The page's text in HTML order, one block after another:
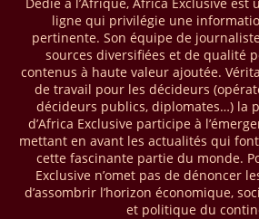
le groupe Sonatrach ont affiché 13 millions
jour et 327 barils de condensats.
04/04/26 BASSIN DU CONGO
La Banque mondiale a approuvé un projet
transformer les économies forestières en
Programme pour des économies forestières
Congo » (SCBFEP), il mobilise 1,02 milliard
phase de 394,83 millions de dollars. C’est ce
dans un communiqué publié mercredi 1er
vise à améliorer la gestion forestière,
ligne qui privilégie une
pertinente. Son équipe de
sources diversifiées et de qualité
contenus à haute valeur ajoutée.
de travail pour les décideurs
décideurs publics, diplomates…) la
d’Africa Exclusive participe à
mettant en avant les actualités qui
cette fascinante partie du monde.
Exclusive n’omet pas de dénoncer
d’assombrir l’horizon économique,
et politique du